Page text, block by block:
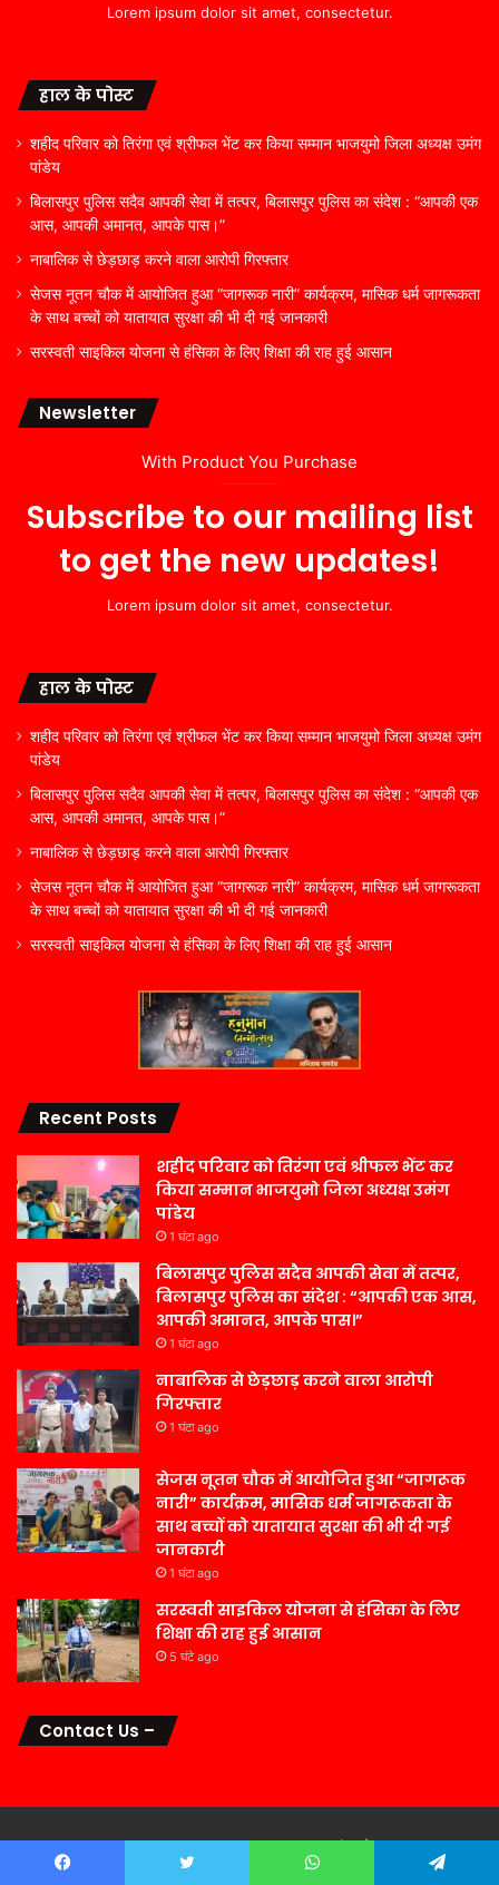
Lorem ipsum dolor sit amet, consectetur.
हाल के पोस्ट
शहीद परिवार को तिरंगा एवं श्रीफल भेंट कर किया सम्मान भाजयुमो जिला अध्यक्ष उमंग
पांडेय
बिलासपुर पुलिस सदैव आपकी सेवा में तत्पर, बिलासपुर पुलिस का संदेश : “आपकी एक
आस, आपकी अमानत, आपके पास।”
नाबालिक से छेड़छाड़ करने वाला आरोपी गिरफ्तार
सेजस नूतन चौक में आयोजित हुआ “जागरूक नारी” कार्यक्रम, मासिक धर्म जागरूकता
के साथ बच्चों को यातायात सुरक्षा की भी दी गई जानकारी
सरस्वती साइकिल योजना से हंसिका के लिए शिक्षा की राह हुई आसान
Newsletter
With Product You Purchase
Subscribe to our mailing list
to get the new updates!
Lorem ipsum dolor sit amet, consectetur.
हाल के पोस्ट
शहीद परिवार को तिरंगा एवं श्रीफल भेंट कर किया सम्मान भाजयुमो जिला अध्यक्ष उमंग
पांडेय
बिलासपुर पुलिस सदैव आपकी सेवा में तत्पर, बिलासपुर पुलिस का संदेश : “आपकी एक
आस, आपकी अमानत, आपके पास।”
नाबालिक से छेड़छाड़ करने वाला आरोपी गिरफ्तार
सेजस नूतन चौक में आयोजित हुआ “जागरूक नारी” कार्यक्रम, मासिक धर्म जागरूकता
के साथ बच्चों को यातायात सुरक्षा की भी दी गई जानकारी
सरस्वती साइकिल योजना से हंसिका के लिए शिक्षा की राह हुई आसान
Recent Posts
शहीद परिवार को तिरंगा एवं श्रीफल भेंट कर
किया सम्मान भाजयुमो जिला अध्यक्ष उमंग
पांडेय
1 घंटा ago
बिलासपुर पुलिस सदैव आपकी सेवा में तत्पर,
बिलासपुर पुलिस का संदेश : “आपकी एक आस,
आपकी अमानत, आपके पास।”
1 घंटा ago
नाबालिक से छेड़छाड़ करने वाला आरोपी
गिरफ्तार
1 घंटा ago
सेजस नूतन चौक में आयोजित हुआ “जागरूक
नारी” कार्यक्रम, मासिक धर्म जागरूकता के
साथ बच्चों को यातायात सुरक्षा की भी दी गई
जानकारी
1 घंटा ago
सरस्वती साइकिल योजना से हंसिका के लिए
शिक्षा की राह हुई आसान
5 घंटे ago
Contact Us –